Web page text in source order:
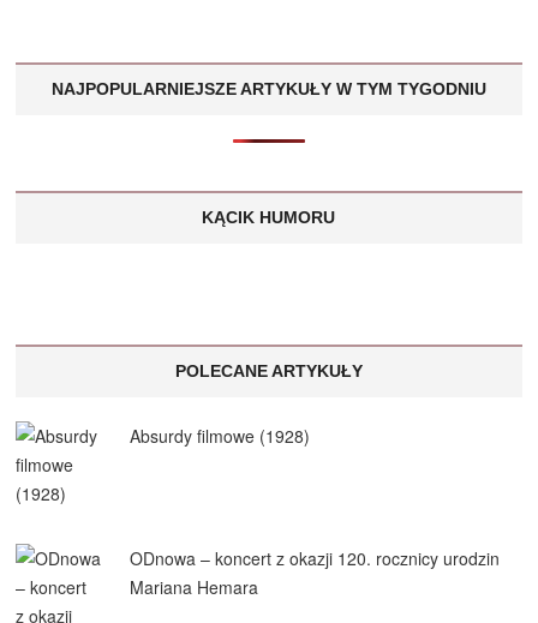
NAJPOPULARNIEJSZE ARTYKUŁY W TYM TYGODNIU
KĄCIK HUMORU
POLECANE ARTYKUŁY
Absurdy filmowe (1928)
ODnowa – koncert z okazji 120. rocznicy urodzin
Mariana Hemara